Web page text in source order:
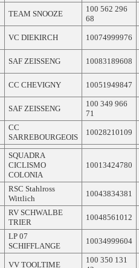
TEAM SNOOZE
100 562 296
68
VC DIEKIRCH 10074999976
SAF ZEISSENG 10083189608
CC CHEVIGNY 10051949847
SAF ZEISSENG
100 349 966
71
CC
SARREBOURGEOIS
10028210109
SQUADRA
CICLISMO
COLONIA
10013424780
RSC Stahlross
Wittlich
10043834381
RV SCHWALBE
TRIER
10048561012
LP 07
SCHIFFLANGE
10034999604
VV TOOLTIME
100 350 131